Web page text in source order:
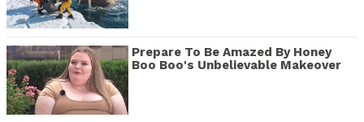
Prepare To Be Amazed By Honey
Boo Boo's Unbelievable Makeover